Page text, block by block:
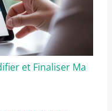
et Finaliser Ma